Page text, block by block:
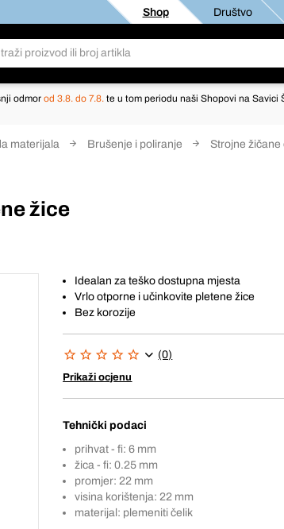
Shop Društvo
odmor od 3.8. do 7.8. te u tom periodu naši Shopovi na Savici
materijala Brušenje i poliranje Strojne žičane
žice
Idealan za teško dostupna mjesta
Vrlo otporne i učinkovite pletene žice
Bez korozije
(0)
Prikaži ocjenu
Tehnički podaci
prihvat - fi: 6 mm
žica - fi: 0.25 mm
promjer: 22 mm
visina korištenja: 22 mm
materijal: plemeniti čelik